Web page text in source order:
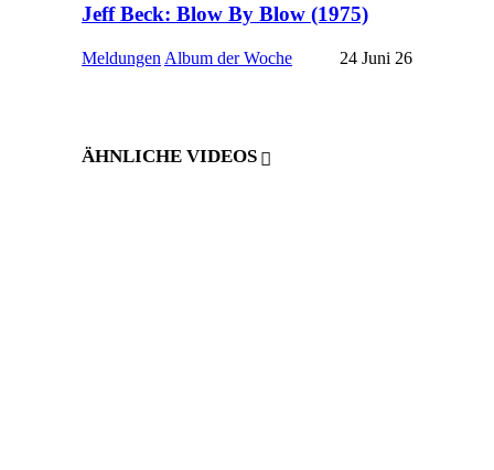
Jeff Beck: Blow By Blow (1975)
Meldungen Album der Woche 24 Juni 26
ÄHNLICHE VIDEOS